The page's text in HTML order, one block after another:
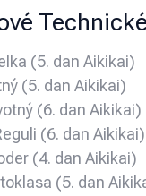
(5. dan Aikikai)
(5. dan Aikikai)
(6. dan Aikikai)
(6. dan Aikikai)
(4. dan Aikikai)
(5. dan